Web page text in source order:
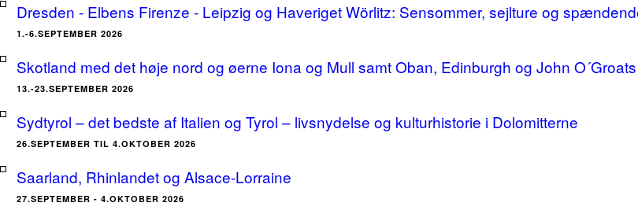
Dresden - Elbens Firenze - Leipzig og Haveriget Wörlitz: Sensommer, sejlture og
1.-6.SEPTEMBER 2026
Skotland med det høje nord og øerne Iona og Mull samt Oban, Edinburgh og John O´Groats
13.-23.SEPTEMBER 2026
Sydtyrol – det bedste af Italien og Tyrol – livsnydelse og kulturhistorie i Dolomitterne
26.SEPTEMBER TIL 4.OKTOBER 2026
Saarland, Rhinlandet og Alsace-Lorraine
27.SEPTEMBER - 4.OKTOBER 2026